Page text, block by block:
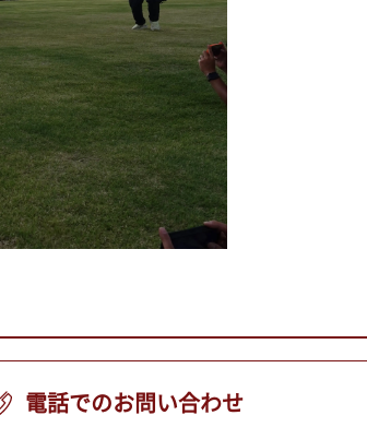
電話でのお問い合わせ